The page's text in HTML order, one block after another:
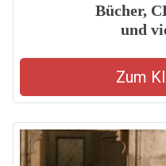
Bücher,
und
Zum